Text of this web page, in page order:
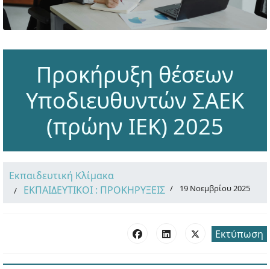
Προκήρυξη θέσεων
Υποδιευθυντών ΣΑΕΚ
(πρώην ΙΕΚ) 2025
Εκπαιδευτική Κλίμακα
ΕΚΠΑΙΔΕΥΤΙΚΟΙ : ΠΡΟΚΗΡΥΞΕΙΣ
19 Νοεμβρίου 2025
Εκτύπωση